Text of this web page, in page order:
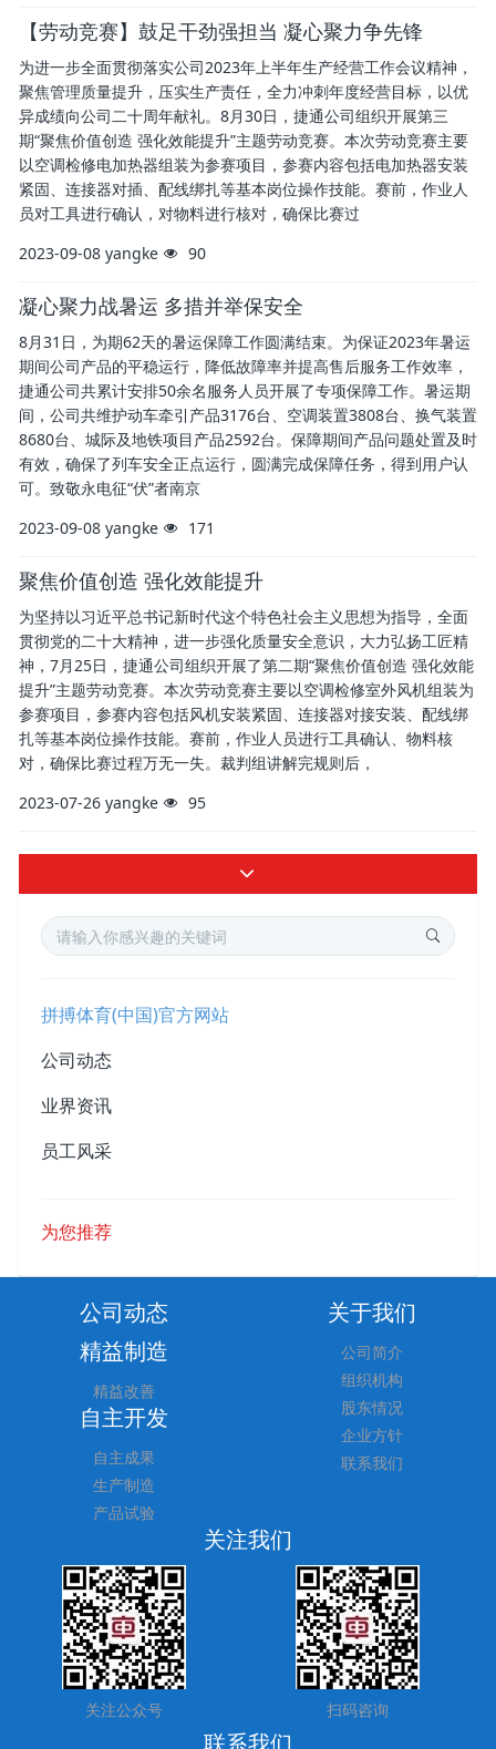
【劳动竞赛】鼓足干劲强担当 凝心聚力争先锋
为进一步全面贯彻落实公司2023年上半年生产经营工作会议精神，
聚焦管理质量提升，压实生产责任，全力冲刺年度经营目标，以优
异成绩向公司二十周年献礼。8月30日，捷通公司组织开展第三
期“聚焦价值创造 强化效能提升”主题劳动竞赛。本次劳动竞赛主要
以空调检修电加热器组装为参赛项目，参赛内容包括电加热器安装
紧固、连接器对插、配线绑扎等基本岗位操作技能。赛前，作业人
员对工具进行确认，对物料进行核对，确保比赛过
2023-09-08 yangke 90
凝心聚力战暑运 多措并举保安全
8月31日，为期62天的暑运保障工作圆满结束。为保证2023年暑运
期间公司产品的平稳运行，降低故障率并提高售后服务工作效率，
捷通公司共累计安排50余名服务人员开展了专项保障工作。暑运期
间，公司共维护动车牵引产品3176台、空调装置3808台、换气装置
8680台、城际及地铁项目产品2592台。保障期间产品问题处置及时
有效，确保了列车安全正点运行，圆满完成保障任务，得到用户认
可。致敬永电征“伏”者南京
2023-09-08 yangke 171
聚焦价值创造 强化效能提升
为坚持以习近平总书记新时代这个特色社会主义思想为指导，全面
贯彻党的二十大精神，进一步强化质量安全意识，大力弘扬工匠精
神，7月25日，捷通公司组织开展了第二期“聚焦价值创造 强化效能
提升”主题劳动竞赛。本次劳动竞赛主要以空调检修室外风机组装为
参赛项目，参赛内容包括风机安装紧固、连接器对接安装、配线绑
扎等基本岗位操作技能。赛前，作业人员进行工具确认、物料核
对，确保比赛过程万无一失。裁判组讲解完规则后，
2023-07-26 yangke 95
拼搏体育(中国)官方网站
公司动态
业界资讯
员工风采
为您推荐
公司动态 关于我们
公司简介
组织机构
股东情况
企业方针
联系我们
精益制造
精益改善
自主开发
自主成果
生产制造
产品试验
关注我们
关注公众号 扫码咨询